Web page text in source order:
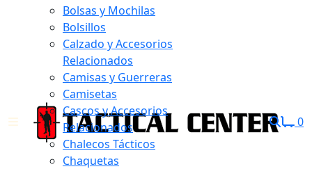
Bolsas y Mochilas
Bolsillos
Calzado y Accesorios
Relacionados
Camisas y Guerreras
Camisetas
Cascos y Accesorios
Relacionados
Chalecos Tácticos
Chaquetas
0